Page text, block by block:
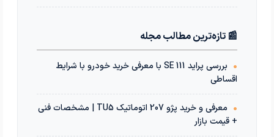
📰 تازه‌ترین مطالب مجله
•
بررسی پراید 111 SE با معرفی خرید خودرو با شرایط
اقساطی
•
معرفی و خرید پژو 207 اتوماتیک TU5 | مشخصات فنی
+ قیمت بازار